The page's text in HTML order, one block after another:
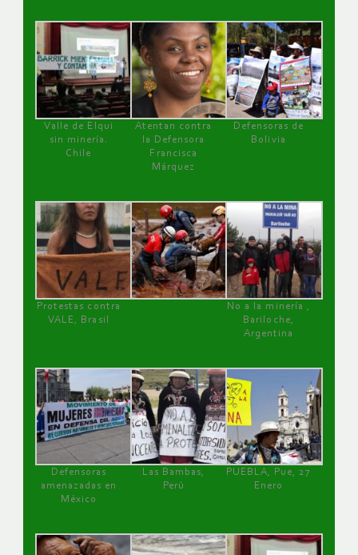
Valle de Elqui
sin minería.
Chile
Atentan contra
la Defensora
Francisca
Márquez
Defensoras de
Bolivia
Protestas contra
VALE, Brasil
No a la minería ,
Bariloche,
Argentina
Defensoras
amenazadas en
México
Las Bambas,
Perú
PUEBLA, Pue, 27
Enero